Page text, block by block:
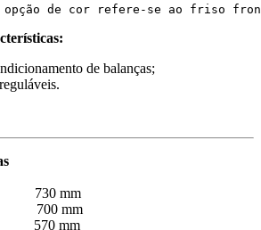
opção de cor refere-se ao friso
de balanças;
internas
mm
mm
570 mm